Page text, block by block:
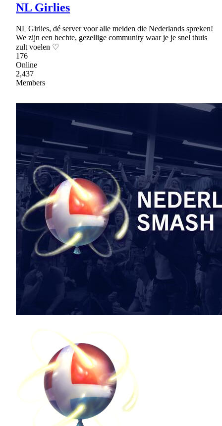
NL Girlies
NL Girlies, dé server voor alle meiden die Nederlands spreken!
We zijn een hechte, gezellige community waar je je snel thuis
zult voelen ♡
176
Online
2,437
Members